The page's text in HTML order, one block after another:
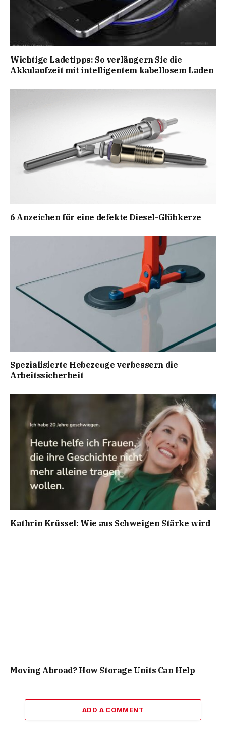
Wichtige Ladetipps: So verlängern Sie die
Akkulaufzeit mit intelligentem kabellosem Laden
6 Anzeichen für eine defekte Diesel-Glühkerze
Spezialisierte Hebezeuge verbessern die
Arbeitssicherheit
Kathrin Krüssel: Wie aus Schweigen Stärke wird
Moving Abroad? How Storage Units Can Help
ADD A COMMENT